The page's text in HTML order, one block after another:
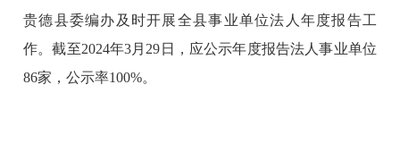
贵德县委编办及时开展全县事业单位法人年度报告工
作。截至2024年3月29日，应公示年度报告法人事业单位
86家，公示率100%。